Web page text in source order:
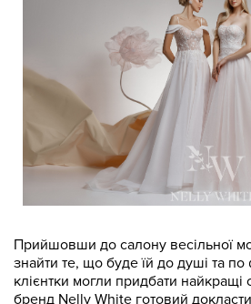
Прийшовши до салону весільної
знайти те, що буде їй до душі та
клієнтки могли придбати найкращі
бренд Nelly White готовий